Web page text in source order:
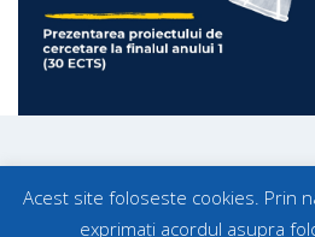
Acest site foloseste cookies. Prin
exprimați acordul asupra